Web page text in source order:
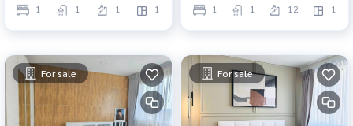
1 1 1 1 1 1 12 1
For sale For sale